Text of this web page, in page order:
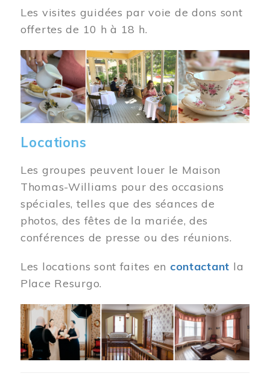
Les visites guidées par voie de dons sont
offertes de 10 h à 18 h.
Image
Locations
Les groupes peuvent louer le Maison
Thomas-Williams pour des occasions
spéciales, telles que des séances de
photos, des fêtes de la mariée, des
conférences de presse ou des réunions.
Les locations sont faites en contactant la
Place Resurgo.
Image